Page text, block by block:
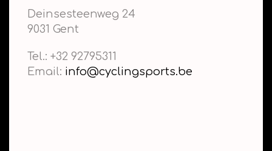
Deinsesteenweg 24
9031 Gent
Tel.: +32 92795311
Email: info@cyclingsports.be